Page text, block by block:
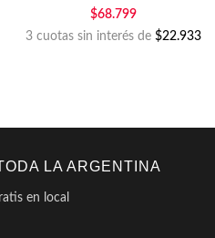
$68.799
3 cuotas sin interés de $22.933
LA ARGENTINA
en local